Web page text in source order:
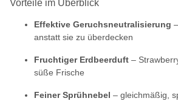
Vorteile im Überblick
Effektive Geruchsneutralisierung
anstatt sie zu überdecken
Fruchtiger Erdbeerduft –
süße Frische
Feiner Sprühnebel – gleichmäßig,